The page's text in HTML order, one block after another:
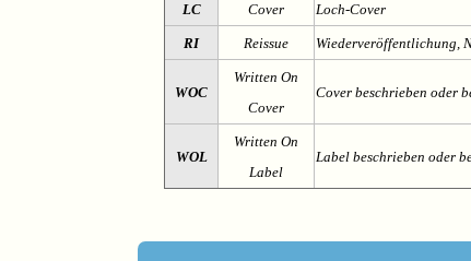
LC Cover Loch-Cover
RI Reissue Wiederveröffentlichung,
WOC
Written On
Cover
Cover beschrieben oder
WOL
Written On
Label
Label beschrieben oder